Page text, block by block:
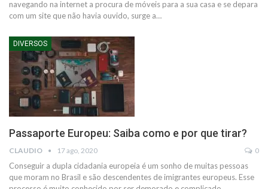
navegando na internet a procura de móveis para a sua casa e se depara
com um site que não havia ouvido, surge a…
DIVERSOS
Passaporte Europeu: Saiba como e por que tirar?
CLAUDIO 17 ago, 2020 0
Conseguir a dupla cidadania europeia é um sonho de muitas pessoas
que moram no Brasil e são descendentes de imigrantes europeus. Esse